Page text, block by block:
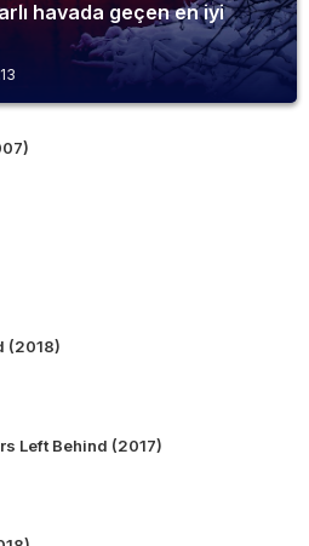
havada geçen en iyi
(2018)
Left Behind (2017)